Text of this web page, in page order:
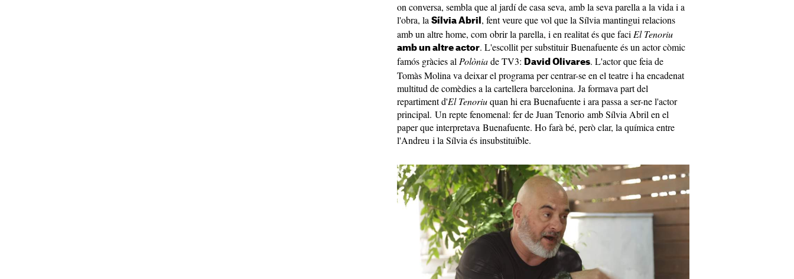
on conversa, sembla que al jardí de casa seva, amb la seva parella a la vida i a
l'obra, la Sílvia Abril , fent veure que vol que la Sílvia mantingui relacions
amb un altre home, com obrir la parella, i en realitat és que faciEl Tenoriu
amb un altre actor. L'escollit per substituir Buenafuente és un actor còmic
famós gràcies alPolòniade TV3: David Olivares. L'actor que feia de
Tomàs Molina va deixar el programa per centrar-se en el teatre i ha encadenat
multitud de comèdies a la cartellera barcelonina. Ja formava part del
repartiment d'El Tenoriuquan hi era Buenafuente i ara passa a ser-ne l'actor
principal. Un repte fenomenal: fer de Juan Tenorio amb Sílvia Abril en el
paper que interpretava Buenafuente. Ho farà bé, però clar, la química entre
l'Andreu i la Sílvia és insubstituïble.